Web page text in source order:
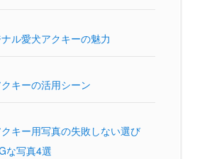
ル愛犬アクキーの魅力
キーの活用シーン
キー用写真の失敗しない選び
な写真4選